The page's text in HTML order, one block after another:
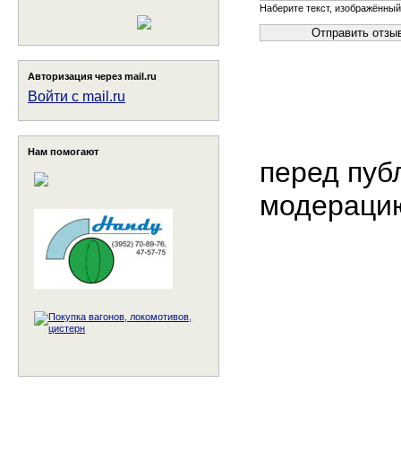
Авторизация через mail.ru
Войти с mail.ru
Нам помогают
Наберите текст,
перед